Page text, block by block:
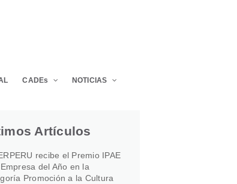
CADEs NOTICIAS
Artículos
recibe el Premio IPAE
del Año en la
Promoción a la Cultura